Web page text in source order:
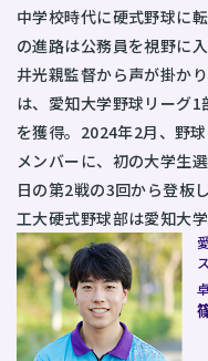
中学校時代に硬式野球に
の進路は公務員を視野に
井光親監督から声が掛か
は、愛知大学野球リーグ
を獲得。2024年2月、野
メンバーに、初の大学生
日の第2戦の3回から登板
工大硬式野球部は愛知大